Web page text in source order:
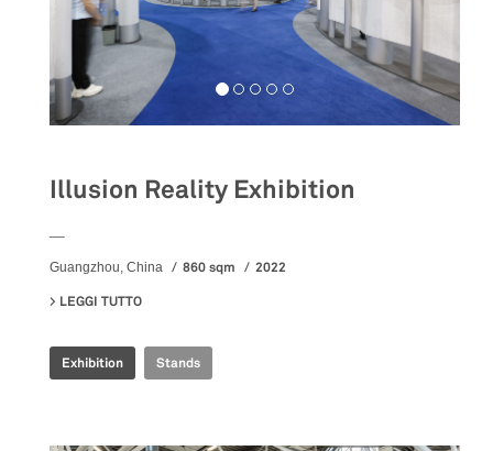
Illusion Reality Exhibition
Guangzhou, China 860 sqm
2022
LEGGI TUTTO
Exhibition Stands